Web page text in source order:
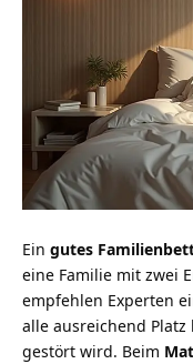
Ein gutes
eine Familie mit zwei
empfehlen Experten
alle ausreichend
gestört wird. Beim